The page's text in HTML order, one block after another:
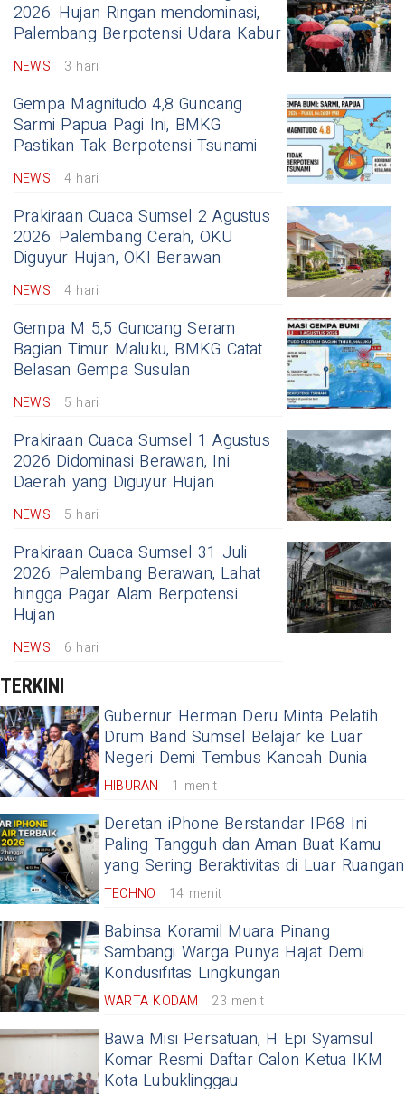
2026: Hujan Ringan mendominasi,
Palembang Berpotensi Udara Kabur
NEWS 3 hari
Gempa Magnitudo 4,8 Guncang
Sarmi Papua Pagi Ini, BMKG
Pastikan Tak Berpotensi Tsunami
NEWS 4 hari
Prakiraan Cuaca Sumsel 2 Agustus
2026: Palembang Cerah, OKU
Diguyur Hujan, OKI Berawan
NEWS 4 hari
Gempa M 5,5 Guncang Seram
Bagian Timur Maluku, BMKG Catat
Belasan Gempa Susulan
NEWS 5 hari
Prakiraan Cuaca Sumsel 1 Agustus
2026 Didominasi Berawan, Ini
Daerah yang Diguyur Hujan
NEWS 5 hari
Prakiraan Cuaca Sumsel 31 Juli
2026: Palembang Berawan, Lahat
hingga Pagar Alam Berpotensi
Hujan
NEWS 6 hari
TERKINI
Gubernur Herman Deru Minta Pelatih
Drum Band Sumsel Belajar ke Luar
Negeri Demi Tembus Kancah Dunia
HIBURAN 1 menit
Deretan iPhone Berstandar IP68 Ini
Paling Tangguh dan Aman Buat Kamu
yang Sering Beraktivitas di Luar Ruangan
TECHNO 14 menit
Babinsa Koramil Muara Pinang
Sambangi Warga Punya Hajat Demi
Kondusifitas Lingkungan
WARTA KODAM 23 menit
Bawa Misi Persatuan, H Epi Syamsul
Komar Resmi Daftar Calon Ketua IKM
Kota Lubuklinggau